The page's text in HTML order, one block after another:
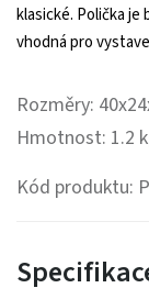
klasické. Polička
vhodná pro
Rozměry:
Hmotnost: 1.2
Kód produktu: